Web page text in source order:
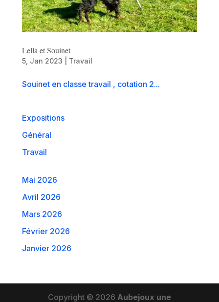
Lella et Souinet
5, Jan 2023 Travail
Souinet en classe travail , cotation 2...
Expositions
Général
Travail
Mai 2026
Avril 2026
Mars 2026
Février 2026
Janvier 2026
Copyright © 2026 Aubejoux une